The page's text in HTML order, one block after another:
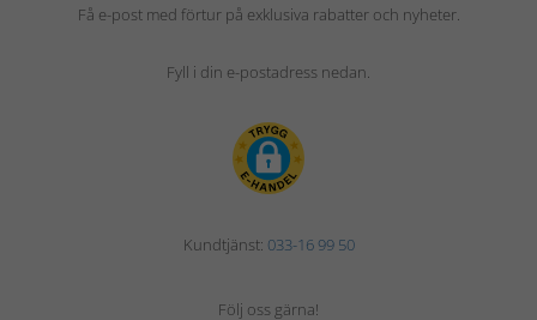
Få e-post med förtur på exklusiva rabatter och nyheter.
Fyll i din e-postadress nedan.
Kundtjänst: 033-16 99 50
Följ oss gärna!